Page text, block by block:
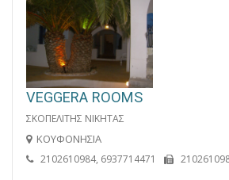
VEGGERA ROOMS
ΣΚΟΠΕΛΙΤΗΣ ΝΙΚΗΤΑΣ
ΚΟΥΦΟΝΗΣΙΑ
2102610984, 6937714471